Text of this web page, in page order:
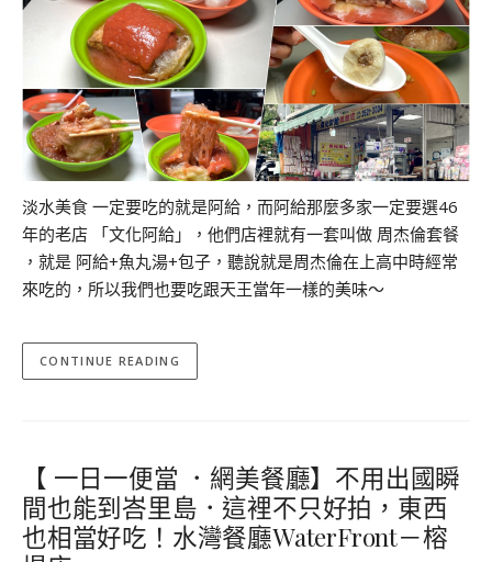
淡水美食 一定要吃的就是阿給，而阿給那麼多家一定要選46
年的老店 「文化阿給」，他們店裡就有一套叫做 周杰倫套餐
，就是 阿給+魚丸湯+包子，聽說就是周杰倫在上高中時經常
來吃的，所以我們也要吃跟天王當年一樣的美味～
CONTINUE READING
【 一日一便當 ．網美餐廳】不用出國瞬
間也能到峇里島．這裡不只好拍，東西
也相當好吃！水灣餐廳WaterFront－榕